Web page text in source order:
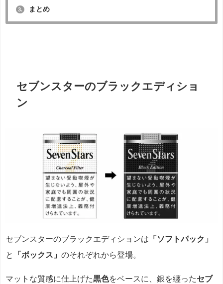
3. まとめ
セブンスターのブラックエディショ
ン
セブンスターのブラックエディションは 「ソフトパック」
と
「ボックス」 のそれぞれから登場。
マットな質感に仕上げた黒色をベースに、銀を纏ったセブ